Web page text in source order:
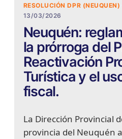
RESOLUCIÓN DPR
13/03/2026
Neuquén:
la prórroga del
Reactivación
Turística y el
fiscal.
La Dirección Provincial
provincia del Neuquén